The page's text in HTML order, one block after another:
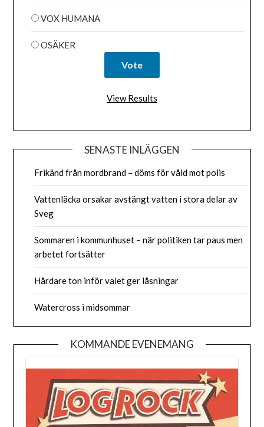
VOX HUMANA
OSÄKER
View Results
SENASTE INLÄGGEN
Frikänd från mordbrand – döms för våld mot polis
Vattenläcka orsakar avstängt vatten i stora delar av
Sveg
Sommaren i kommunhuset – när politiken tar paus men
arbetet fortsätter
Hårdare ton inför valet ger låsningar
Watercross i midsommar
KOMMANDE EVENEMANG